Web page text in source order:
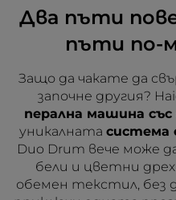
Два пъти
пъти по-
Защо да чакате да
започне другия?
перална машина
уникалната система
Duo Drum вече може
бели и цветни
обемен текстил, без